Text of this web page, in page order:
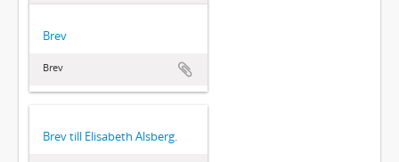
Brev
Brev
Brev till Elisabeth Alsberg.